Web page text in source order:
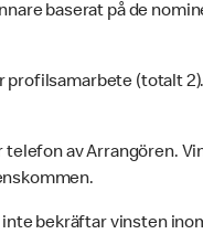
baserat på de
(totalt
av Arrangören.
bekräftar vinsten